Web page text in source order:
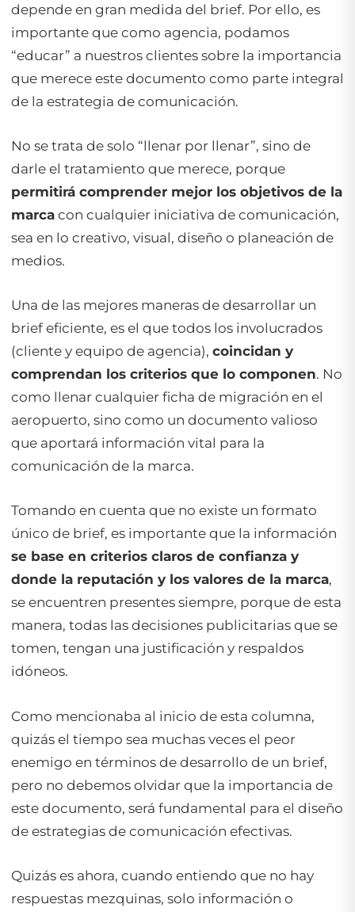
depende en gran medida del brief. Por ello, es
importante que como agencia, podamos
“educar” a nuestros clientes sobre la importancia
que merece este documento como parte integral
de la estrategia de comunicación.
No se trata de solo “llenar por llenar”, sino de
darle el tratamiento que merece, porque
permitirá comprender mejor los objetivos de la
marca con cualquier iniciativa de comunicación,
sea en lo creativo, visual, diseño o planeación de
medios.
Una de las mejores maneras de desarrollar un
brief eficiente, es el que todos los involucrados
(cliente y equipo de agencia), coincidan y
comprendan los criterios que lo componen. No
como llenar cualquier ficha de migración en el
aeropuerto, sino como un documento valioso
que aportará información vital para la
comunicación de la marca.
Tomando en cuenta que no existe un formato
único de brief, es importante que la información
se base en criterios claros de confianza y
donde la reputación y los valores de la marca,
se encuentren presentes siempre, porque de esta
manera, todas las decisiones publicitarias que se
tomen, tengan una justificación y respaldos
idóneos.
Como mencionaba al inicio de esta columna,
quizás el tiempo sea muchas veces el peor
enemigo en términos de desarrollo de un brief,
pero no debemos olvidar que la importancia de
este documento, será fundamental para el diseño
de estrategias de comunicación efectivas.
Quizás es ahora, cuando entiendo que no hay
respuestas mezquinas, solo información o